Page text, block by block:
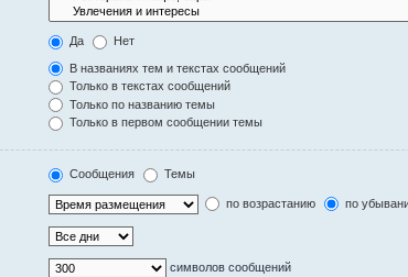
Да Нет
В названиях тем и текстах сообщений
Только в текстах сообщений
Только по названию темы
Только в первом сообщении темы
Сообщения Темы
по возрастанию по
символов сообщений